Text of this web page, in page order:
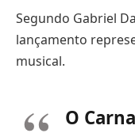
Segundo Gabriel
lançamento
musical.
O